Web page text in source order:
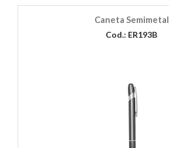
Caneta Semimetal
Cod.: ER193B